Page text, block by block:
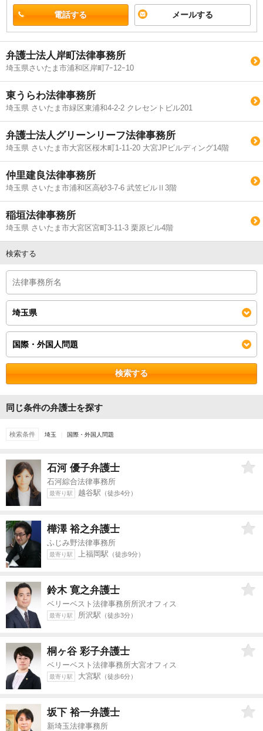
電話する メールする
弁護士法人岸町法律事務所
埼玉県さいたま市浦和区岸町7ｰ12ｰ10
東うらわ法律事務所
埼玉県 さいたま市緑区東浦和4-2-2 クレセントビル201
弁護士法人グリーンリーフ法律事務所
埼玉県 さいたま市大宮区桜木町1-11-20 大宮JPビルディング14階
仲里建良法律事務所
埼玉県 さいたま市浦和区高砂3-7-6 武笠ビルⅡ3階
稲垣法律事務所
埼玉県 さいたま市大宮区宮町3-11-3 栗原ビル4階
検索する
検索する
同じ条件の弁護士を探す
検索条件 埼玉 国際・外国人問題
石河 優子弁護士
石河綜合法律事務所
最寄り駅 越谷駅 （徒歩4分）
樺澤 裕之弁護士
ふじみ野法律事務所
最寄り駅 上福岡駅 （徒歩9分）
鈴木 寛之弁護士
ベリーベスト法律事務所所沢オフィス
最寄り駅 所沢駅 （徒歩3分）
桐ヶ谷 彩子弁護士
ベリーベスト法律事務所大宮オフィス
最寄り駅 大宮駅 （徒歩6分）
坂下 裕一弁護士
新埼玉法律事務所